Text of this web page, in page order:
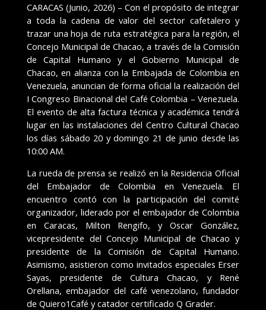
CARACAS (Junio, 2026) – Con el propósito de integrar
a toda la cadena de valor del sector cafetalero y
trazar una hoja de ruta estratégica para la región, el
Concejo Municipal de Chacao, a través de la Comisión
de Capital Humano y el Gobierno Municipal de
Chacao, en alianza con la Embajada de Colombia en
Venezuela, anuncian de forma oficial la realización del
I Congreso Binacional del Café Colombia – Venezuela.
El evento de alta factura técnica y académica tendrá
lugar en las instalaciones del Centro Cultural Chacao
los días sábado 20 y domingo 21 de junio desde las
10:00 AM.
La rueda de prensa se realizó en la Residencia Oficial
del Embajador de Colombia en Venezuela. El
encuentro contó con la participación del comité
organizador, liderado por el embajador de Colombia
en Caracas, Milton Rengifo, y Oscar González,
vicepresidente del Concejo Municipal de Chacao y
presidente de la Comisión de Capital Humano.
Asimismo, asistieron como invitados especiales Erser
Sayas, presidente de Cultura Chacao, y René
Orellana, embajador del café venezolano, fundador
de Quiero1Café y catador certificado Q Grader.